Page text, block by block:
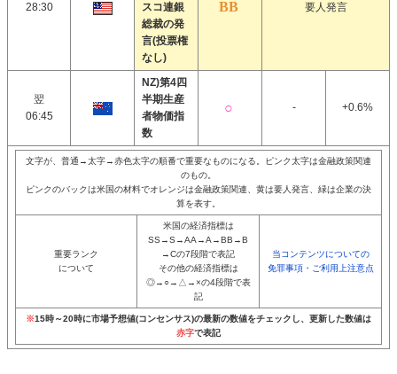
28:30
スコ連銀
総裁の発
言(投票権
なし)
要人発言
翌
06:45
NZ)第4四
半期生産
者物価指
数
- +0.6%
文字が、普通→太字→赤色太字の順番で重要なものになる。ピンク太字は金融政策関連
のもの。
ピンクのバックは米国の材料でオレンジは金融政策関連、黄は要人発言、緑は企業の決
算を表す。
重要ランク
について
米国の経済指標は
SS→S→AA→A→BB→B
→Cの7段階で表記
その他の経済指標は
◎→○→△→×の4段階で表
記
当コンテンツについての
免罪事項・ご利用上注意点
※15時～20時に市場予想値(コンセンサス)の最新の数値をチェックし、更新した数値は
赤字で表記